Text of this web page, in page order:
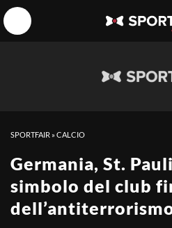
SPORTFAIR »CALCIO
Germania, St.
simbolo del club